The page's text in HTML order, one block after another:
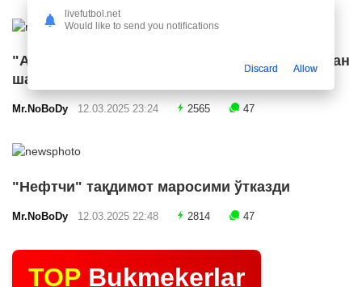
"Арсенал" икки ярим ҳимоячи билан
шартнома имзолашга яқин
Mr.NoBoDy 12.03.2025 23:24 2565 47
"Нефтчи" тақдимот маросими ўтказди
Mr.NoBoDy 12.03.2025 22:48 2814 47
TOP Bukmekerlar
livefutbol.net
Would like to send you notifications
Discard Allow